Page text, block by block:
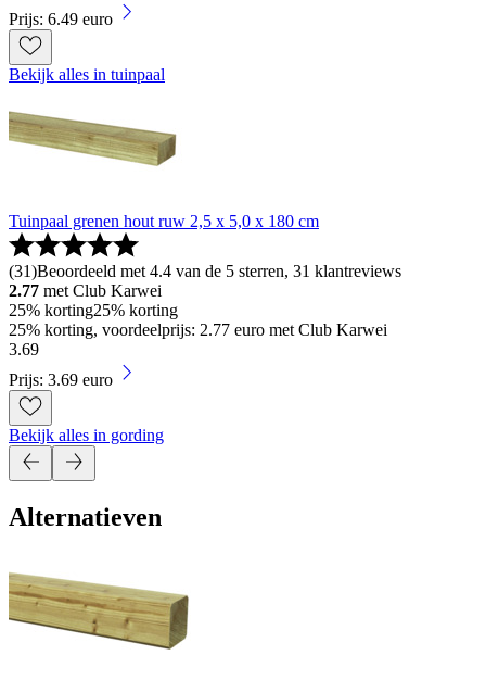
Prijs: 6.49 euro
Bekijk alles in tuinpaal
Tuinpaal grenen hout ruw 2,5 x 5,0 x 180 cm
(31)Beoordeeld met 4.4 van de 5 sterren, 31 klantreviews
2.77 met Club Karwei
25% korting25% korting
25% korting, voordeelprijs: 2.77 euro met Club Karwei
3.69
Prijs: 3.69 euro
Bekijk alles in gording
Alternatieven